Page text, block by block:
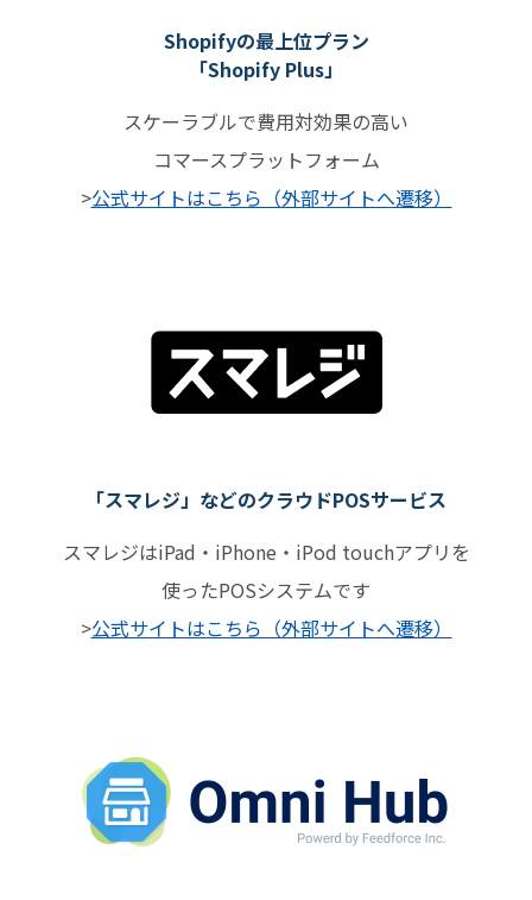
Shopifyの最上位プラン
「Shopify Plus」
スケーラブルで費用対効果の高い
コマースプラットフォーム
>公式サイトはこちら（外部サイトへ遷移）
「スマレジ」などのクラウドPOSサービス
スマレジはiPad・iPhone・iPod touchアプリを
使ったPOSシステムです
>公式サイトはこちら（外部サイトへ遷移）